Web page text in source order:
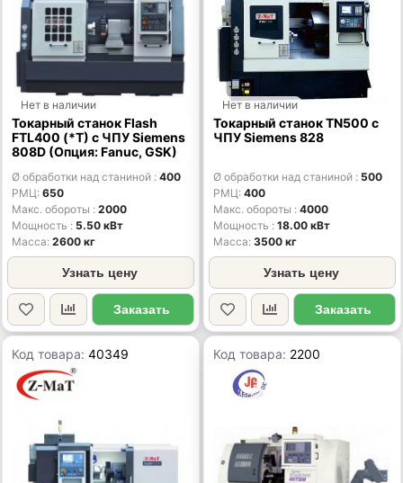
Нет в наличии
Токарный станок Flash
FTL400 (*T) с ЧПУ Siemens
808D (Опция: Fanuc, GSK)
Ø обработки над станиной
400
РМЦ 650
Макс. обороты
2000
Мощность
5.50 кВт
Масса 2600 кг
Узнать цену
Заказать
Нет в наличии
Токарный станок TN500 с
ЧПУ Siemens 828
Ø обработки над станиной
500
РМЦ 400
Макс. обороты
4000
Мощность
18.00 кВт
Масса 3500 кг
Узнать цену
Заказать
Код товара:40349 Код товара: 2200